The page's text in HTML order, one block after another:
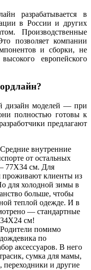
разрабатывается в
в России и других
Производственные
позволяет компании
и сборки, не
европейского
?
дизайн моделей — при
полностью готовы к
предлагают
внутренние
от остальных
77Х34 см. Для
проживают клиенты из
для холодной зимы в
больше, чтобы
теплой одежде. И в
— стандартные
см!
Родители помимо
по
аксессуаров. В него
сумка для мамы,
переходники и другие